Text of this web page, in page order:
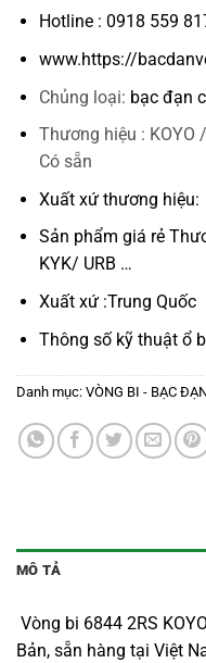
Hotline : 0918 559
www.https://
Chủng loại: bạc đạn
Thương hiệu : KOYO
Có sẵn
Xuất xứ thương
Sản phẩm giá rẻ
KYK/ URB …
Xuất xứ :Trung Quốc
Thông số kỹ thuậtổ
Danh mục: VÒNG BI - BẠC
MÔ TẢ
Vòng bi 6844 2RS
Bản, sẵn hàng tại Việt